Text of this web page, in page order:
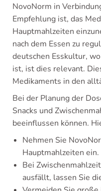
NovoNorm in
Empfehlung ist, das
Hauptmahlzeiten
nach dem Essen zu
deutschen Esskultur,
ist, ist dies relevant.
Medikaments in den
Bei der Planung der
Snacks und
beeinflussen können.
Nehmen Sie
Hauptmahlzeiten ein.
Bei
ausfällt, lassen Sie